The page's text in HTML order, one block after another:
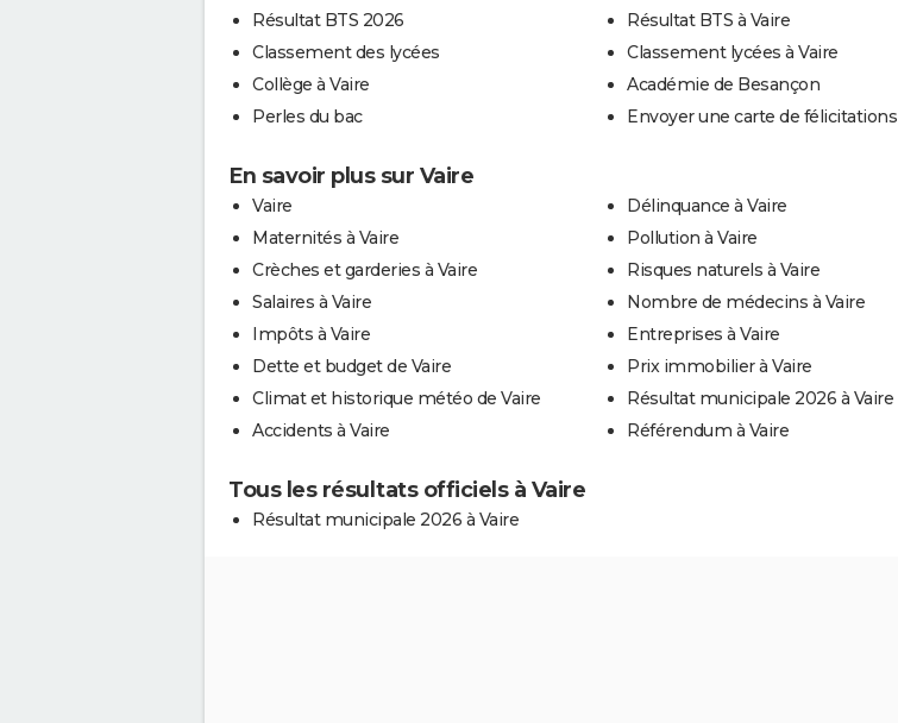
Résultat BTS 2026
Classement des lycées
Collège à Vaire
Perles du bac
Résultat BTS à Vaire
Classement lycées à Vaire
Académie de Besançon
Envoyer une carte de félicitations
En savoir plus sur Vaire
Vaire
Maternités à Vaire
Crèches et garderies à Vaire
Salaires à Vaire
Impôts à Vaire
Dette et budget de Vaire
Climat et historique météo de Vaire
Accidents à Vaire
Délinquance à Vaire
Pollution à Vaire
Risques naturels à Vaire
Nombre de médecins à Vaire
Entreprises à Vaire
Prix immobilier à Vaire
Résultat municipale 2026 à Vaire
Référendum à Vaire
Tous les résultats officiels à Vaire
Résultat municipale 2026 à Vaire